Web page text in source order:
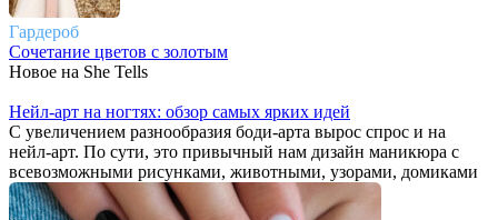
Гардероб
Сочетание цветов с золотым
Новое на She Tells
Нейл-арт на ногтях: обзор самых ярких идей
С увеличением разнообразия боди-арта вырос спрос и на
нейл-арт. По сути, это привычный нам дизайн маникюра с
всевозможными рисунками, животными, узорами, домиками